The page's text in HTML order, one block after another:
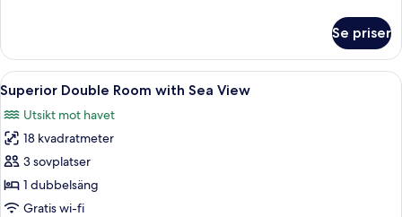
Double
Room
Se priser
Öppna
alla
foton
för
Superior
Double
Room
Ett rymligt sovrum med en stor
11
Superior Double Room with Sea View
Utsikt mot havet
18 kvadratmeter
3 sovplatser
1 dubbelsäng
Gratis wi-fi